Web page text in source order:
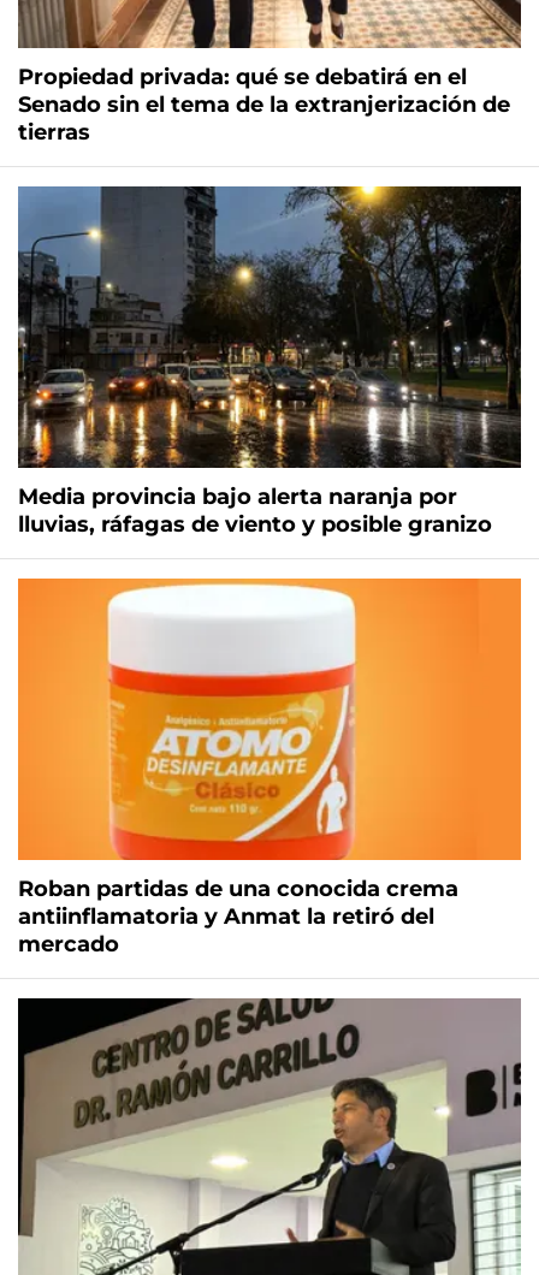
Propiedad privada: qué se debatirá en el
Senado sin el tema de la extranjerización de
tierras
Media provincia bajo alerta naranja por
lluvias, ráfagas de viento y posible granizo
Roban partidas de una conocida crema
antiinflamatoria y Anmat la retiró del
mercado